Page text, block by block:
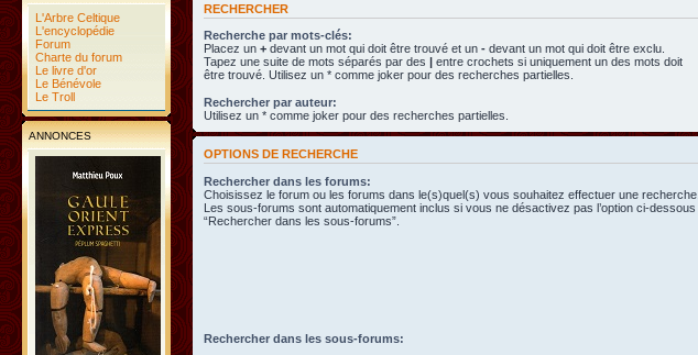
L'Arbre Celtique
L'encyclopédie
Forum
Charte du forum
Le livre d'or
Le Bénévole
Le Troll
ANNONCES
RECHERCHER
Recherche par mots-clés:
Placez un + devant un mot qui doit être trouvé et un - devant un mot qui doit être exclu.
Tapez une suite de mots séparés par des | entre crochets si uniquement un des mots doit
être trouvé. Utilisez un * comme joker pour des recherches partielles.
Rechercher par auteur:
Utilisez un * comme joker pour des recherches partielles.
OPTIONS DE RECHERCHE
Rechercher dans les forums:
Choisissez le forum ou les forums dans le(s)quel(s) vous souhaitez effectuer une recherche.
Les sous-forums sont automatiquement inclus si vous ne désactivez pas l’option ci-dessous
“Rechercher dans les sous-forums”.
Rechercher dans les sous-forums: